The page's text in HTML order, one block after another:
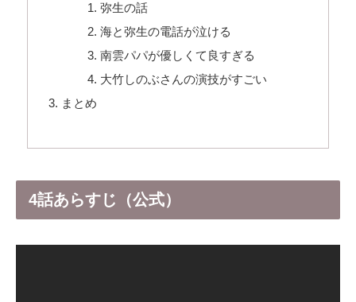
弥生の話
海と弥生の電話が泣ける
南雲パパが優しくて良すぎる
大竹しのぶさんの演技がすごい
まとめ
4話あらすじ（公式）